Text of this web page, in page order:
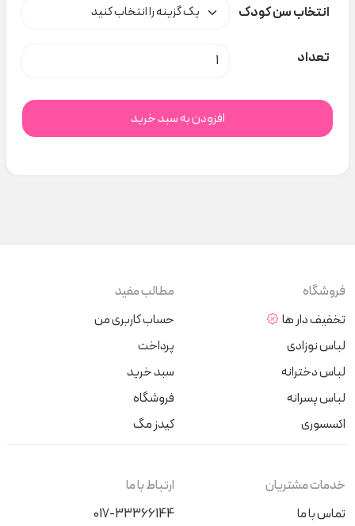
انتخاب سن کودک
تعداد ست اسنو ۶۱۶ lovey dovey کد H000549 عدد
افزودن به سبد خرید
فروشگاه
تخفیف دار ها
لباس نوزادی
لباس دخترانه
لباس پسرانه
اکسسوری
مطالب مفید
حساب کاربری من
پرداخت
سبد خرید
فروشگاه
کیدز مگ
خدمات مشتریان
تماس با ما
ارتباط با ما
017-33366144